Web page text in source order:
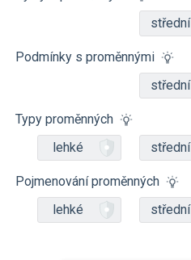
střední
Podmínky s proměnnými
střední
Typy proměnných
lehké
střední
Pojmenování proměnných
lehké
střední